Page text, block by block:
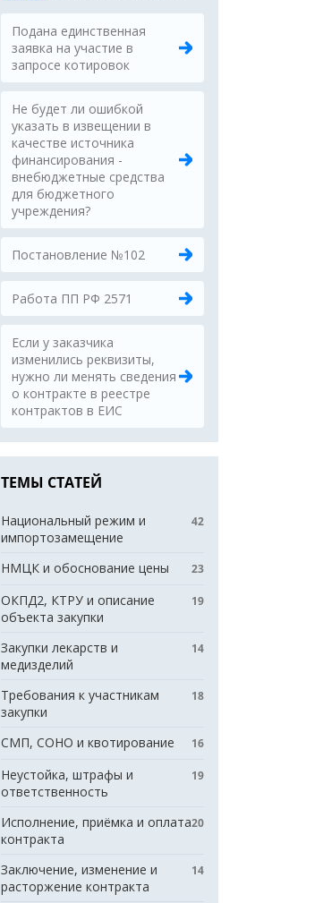
Подана единственная
заявка на участие в
запросе котировок
Не будет ли ошибкой
указать в извещении в
качестве источника
финансирования -
внебюджетные средства
для бюджетного
учреждения?
Постановление №102
Работа ПП РФ 2571
Если у заказчика
изменились реквизиты,
нужно ли менять сведения
о контракте в реестре
контрактов в ЕИС
ТЕМЫ СТАТЕЙ
Национальный режим и
импортозамещение
42
НМЦК и обоснование цены 23
ОКПД2, КТРУ и описание
объекта закупки
19
Закупки лекарств и
медизделий
14
Требования к участникам
закупки
18
СМП, СОНО и квотирование 16
Неустойка, штрафы и
ответственность
19
Исполнение, приёмка и оплата
контракта
20
Заключение, изменение и
расторжение контракта
14